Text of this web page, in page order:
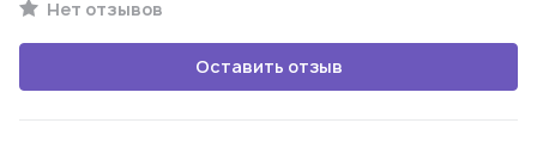
Нет отзывов
Оставить отзыв